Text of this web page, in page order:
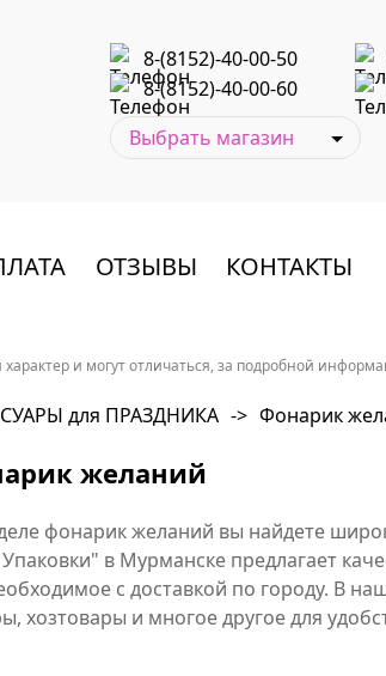
8-(8152)-40-00-50
8-(8152)-40-00-60
ОТЗЫВЫ КОНТАКТЫ
и могут отличаться, за подробной
для ПРАЗДНИКА -> Фонарик
желаний
фонарик желаний вы найдете
в Мурманске предлагает
с доставкой по городу. В
хозтовары и многое другое для